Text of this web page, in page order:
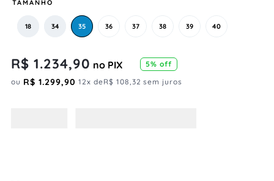
TAMANHO
18 34 35 36 37 38 39 40
R$ 1.234,90 no PIX 5% off
ou R$ 1.299,90 12x deR$ 108,32 sem juros